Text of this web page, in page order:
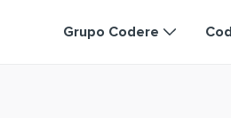
Grupo Codere